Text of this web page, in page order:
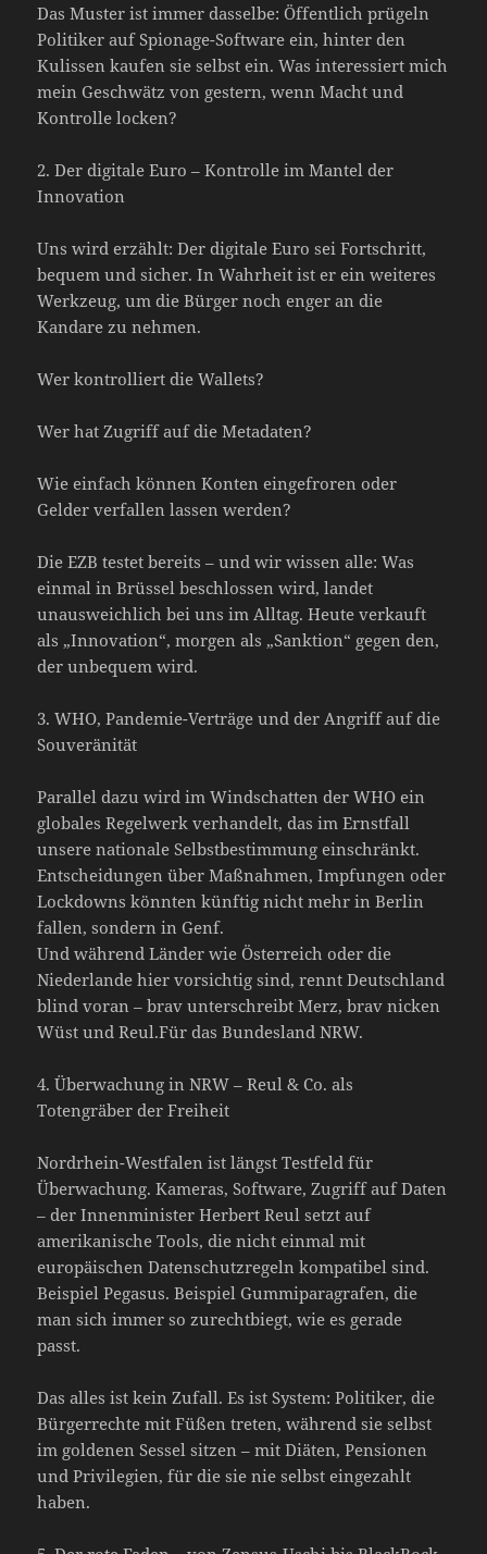
Das Muster ist immer dasselbe: Öffentlich prügeln
Politiker auf Spionage-Software ein, hinter den
Kulissen kaufen sie selbst ein. Was interessiert mich
mein Geschwätz von gestern, wenn Macht und
Kontrolle locken?
2. Der digitale Euro – Kontrolle im Mantel der
Innovation
Uns wird erzählt: Der digitale Euro sei Fortschritt,
bequem und sicher. In Wahrheit ist er ein weiteres
Werkzeug, um die Bürger noch enger an die
Kandare zu nehmen.
Wer kontrolliert die Wallets?
Wer hat Zugriff auf die Metadaten?
Wie einfach können Konten eingefroren oder
Gelder verfallen lassen werden?
Die EZB testet bereits – und wir wissen alle: Was
einmal in Brüssel beschlossen wird, landet
unausweichlich bei uns im Alltag. Heute verkauft
als „Innovation“, morgen als „Sanktion“ gegen den,
der unbequem wird.
3. WHO, Pandemie-Verträge und der Angriff auf die
Souveränität
Parallel dazu wird im Windschatten der WHO ein
globales Regelwerk verhandelt, das im Ernstfall
unsere nationale Selbstbestimmung einschränkt.
Entscheidungen über Maßnahmen, Impfungen oder
Lockdowns könnten künftig nicht mehr in Berlin
fallen, sondern in Genf.
Und während Länder wie Österreich oder die
Niederlande hier vorsichtig sind, rennt Deutschland
blind voran – brav unterschreibt Merz, brav nicken
Wüst und Reul.Für das Bundesland NRW.
4. Überwachung in NRW – Reul & Co. als
Totengräber der Freiheit
Nordrhein-Westfalen ist längst Testfeld für
Überwachung. Kameras, Software, Zugriff auf Daten
– der Innenminister Herbert Reul setzt auf
amerikanische Tools, die nicht einmal mit
europäischen Datenschutzregeln kompatibel sind.
Beispiel Pegasus. Beispiel Gummiparagrafen, die
man sich immer so zurechtbiegt, wie es gerade
passt.
Das alles ist kein Zufall. Es ist System: Politiker, die
Bürgerrechte mit Füßen treten, während sie selbst
im goldenen Sessel sitzen – mit Diäten, Pensionen
und Privilegien, für die sie nie selbst eingezahlt
haben.